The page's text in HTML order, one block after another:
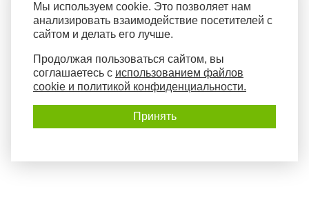
Мы используем cookie. Это позволяет нам
анализировать взаимодействие посетителей с
сайтом и делать его лучше.
Продолжая пользоваться сайтом, вы
соглашаетесь с использованием файлов
cookie и политикой конфиденциальности.
Принять